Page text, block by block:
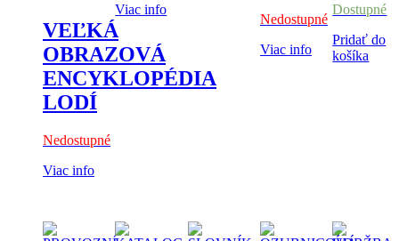
VEĽKÁ
OBRAZOVÁ
ENCYKLOPÉDIA
LODÍ
Nedostupné
Viac info
Viac info
Nedostupné
Viac info
Dostupné
Pridať do
košíka